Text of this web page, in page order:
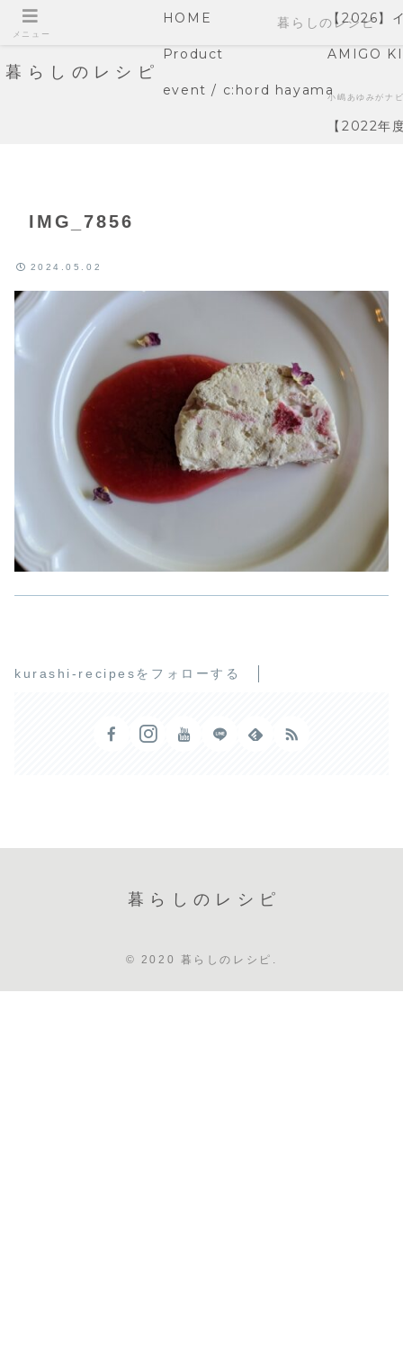
暮らしのレシピ
HOME 【2026】
Product AMIGO
event / c:hord hayama小嶋あゆみがナ
【2022年
IMG_7856
2024.05.02
kurashi-recipesをフォローする
暮らしのレシピ
© 2020 暮らしのレシピ.
メニュー
暮らしのレシピ